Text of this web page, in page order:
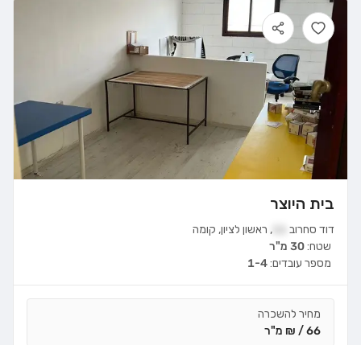
בית היוצר
דוד סחרוב , ראשון לציון, קומה
שטח:30 מ"ר
מספר עובדים:1-4
מחיר להשכרה
66 / ₪ מ"ר